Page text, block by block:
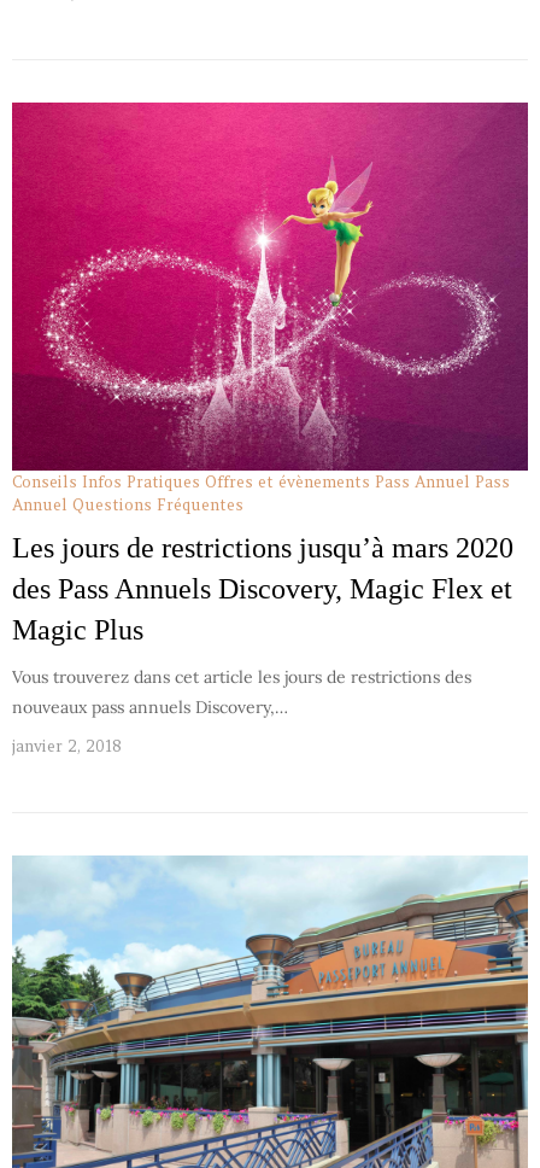
Conseils Infos Pratiques Offres et évènements Pass Annuel Pass
Annuel Questions Fréquentes
Les jours de restrictions jusqu’à mars 2020
des Pass Annuels Discovery, Magic Flex et
Magic Plus
Vous trouverez dans cet article les jours de restrictions des
nouveaux pass annuels Discovery,…
janvier 2, 2018